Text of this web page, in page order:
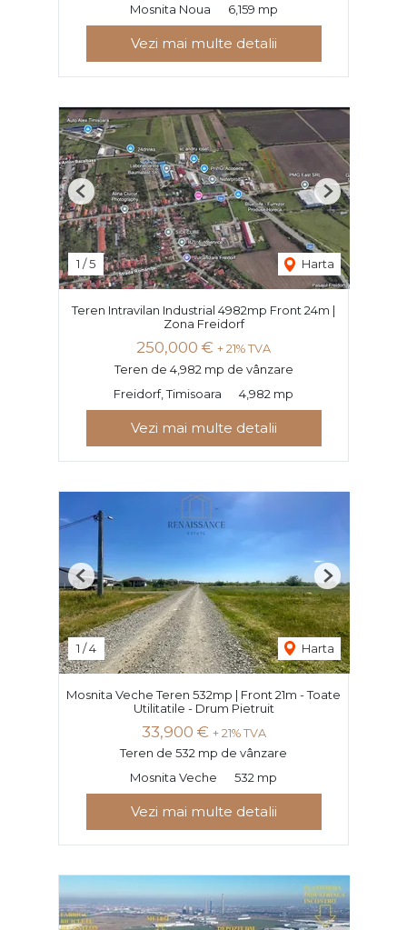
Mosnita Noua
6,159 mp
Vezi mai multe detalii
1 /5 Harta
Previous Next
Teren Intravilan Industrial 4982mp Front 24m |
Zona Freidorf
250,000 € + 21% TVA
Teren de 4,982 mp de vânzare
Freidorf, Timisoara
4,982 mp
Vezi mai multe detalii
1 /4 Harta
Previous Next
Mosnita Veche Teren 532mp | Front 21m - Toate
Utilitatile - Drum Pietruit
33,900 € + 21% TVA
Teren de 532 mp de vânzare
Mosnita Veche
532 mp
Vezi mai multe detalii